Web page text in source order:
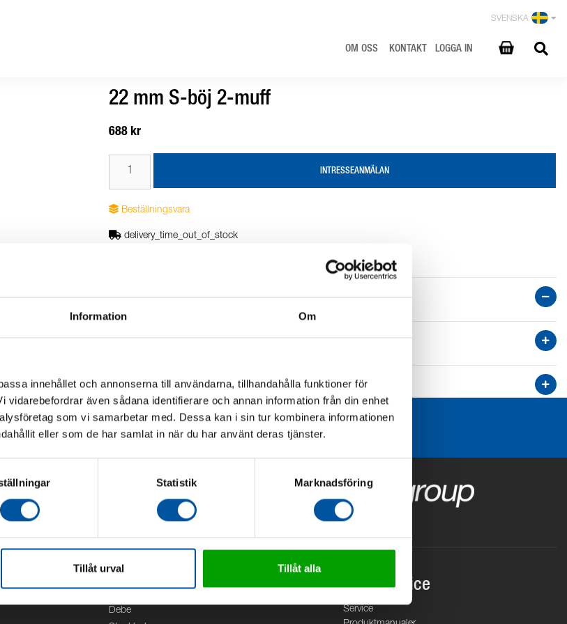
Information Om
innehållet och annonserna till användarna, tillhandahålla funktioner för
även sådana identifierare och annan information från din enhet
som vi samarbetar med. Dessa kan i sin tur kombinera informationen
eller som de har samlat in när du har använt deras tjänster.
Statistik Marknadsföring
Tillåt urval Tillåt alla
SVENSKA
OM OSS KONTAKT LOGGA IN
22 mm S-böj 2-muff
688 kr
INTRESSEANMÄLAN
Beställningsvara
delivery_time_out_of_stock
Kontor
Debe
Kundservice
Service